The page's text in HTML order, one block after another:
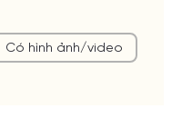
Có hình ảnh/video